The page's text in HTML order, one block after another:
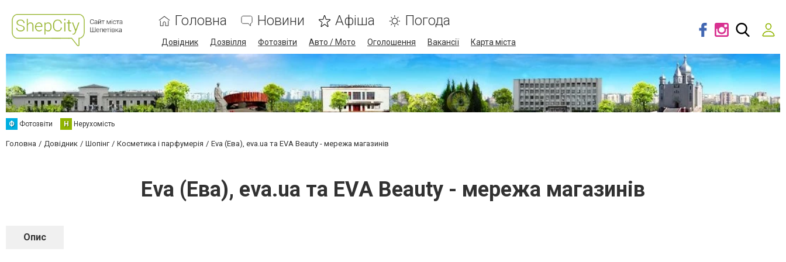
Головна Новини Афіша Погода
Довідник Дозвілля Фотозвіти Авто / Мото Оголошення Вакансії Карта міста
Ф Фотозвіти Н Нерухомість
Головна Довідник Шопінг Косметика і парфумерія Eva (Ева), eva.ua та EVA Beauty - мережа магазинів
Eva (Ева), eva.ua та EVA Beauty - мережа магазинів
Опис